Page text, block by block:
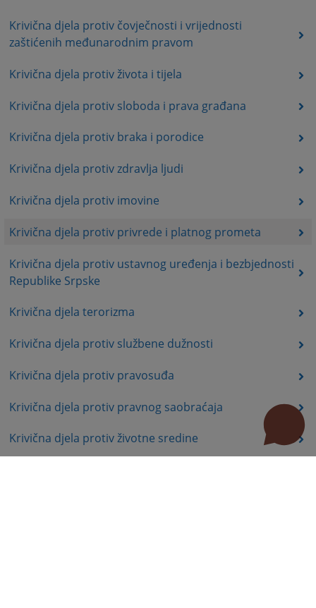
Krivična djela protiv čovječnosti i vrijednosti
zaštićenih međunarodnim pravom
Krivična djela protiv života i tijela
Krivična djela protiv sloboda i prava građana
Krivična djela protiv braka i porodice
Krivična djela protiv zdravlja ljudi
Krivična djela protiv imovine
Krivična djela protiv privrede i platnog prometa
Krivična djela protiv ustavnog uređenja i bezbjednosti
Republike Srpske
Krivična djela terorizma
Krivična djela protiv službene dužnosti
Krivična djela protiv pravosuđa
Krivična djela protiv pravnog saobraćaja
Krivična djela protiv životne sredine